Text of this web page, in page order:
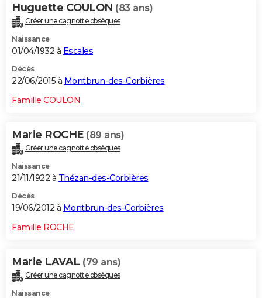
Huguette COULON (83 ans)
Créer une cagnotte obsèques
Naissance
01/04/1932 à Escales
Décès
22/06/2015 à Montbrun-des-Corbières
Famille COULON
Marie ROCHE (89 ans)
Créer une cagnotte obsèques
Naissance
21/11/1922 à Thézan-des-Corbières
Décès
19/06/2012 à Montbrun-des-Corbières
Famille ROCHE
Marie LAVAL (79 ans)
Créer une cagnotte obsèques
Naissance